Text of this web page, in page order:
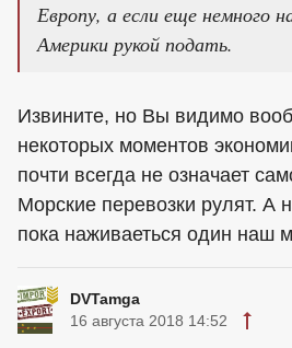
Европу, а если еще немного
Америки рукой подать.
Извините, но Вы видимо
некоторых моментов
почти всегда не означает
Морские перевозки рулят. А
пока наживаеться один наш
DVTamga
16 августа 2018 14:52